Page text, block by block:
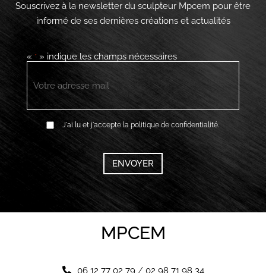
Souscrivez à la newsletter du sculpteur Mpcem pour être
informé de ses dernières créations et actualités
« *» indique les champs nécessaires
E-
RGPD J'ai lu et j'accepte la politique de confidentialité.
CAPTCHA
MPCEM
06 12 77 02 79/ 02 98 71 98 34